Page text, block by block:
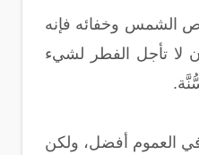
الشمس وخفائه فإنه
لا تأجل الفطر لشيء
في العموم أفضل، ولكن